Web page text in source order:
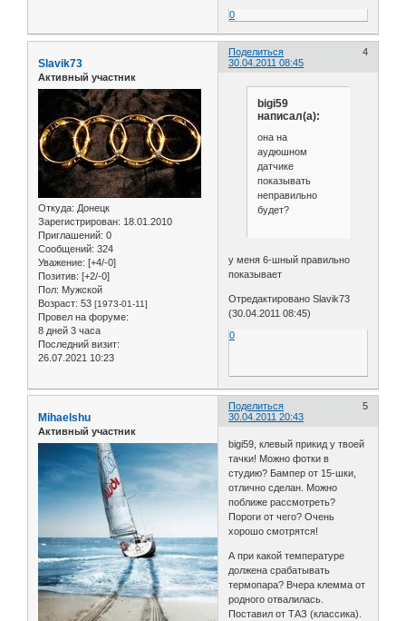
0
Поделиться
4
30.04.2011 08:45
Slavik73
Активный участник
Откуда: Донeцк
Зарегистрирован: 18.01.2010
Приглашений: 0
Сообщений: 324
Уважение: [+4/-0]
Позитив: [+2/-0]
Пол: Мужской
Возраст: 53 [1973-01-11]
Провел на форуме:
8 дней 3 часа
Последний визит:
26.07.2021 10:23
bigi59
написал(а):
она на
аудюшном
датчике
показывать
неправильно
будет?
у меня 6-шный правильно
показывает
Отредактировано Slavik73
(30.04.2011 08:45)
0
Поделиться
5
30.04.2011 20:43
Mihaelshu
Активный участник
bigi59, клевый прикид у твоей
тачки! Можно фотки в
студию? Бампер от 15-шки,
отлично сделан. Можно
поближе рассмотреть?
Пороги от чего? Очень
хорошо смотрятся!
А при какой температуре
должена срабатывать
термопара? Вчера клемма от
родного отвалилась.
Поставил от ТАЗ (классика).